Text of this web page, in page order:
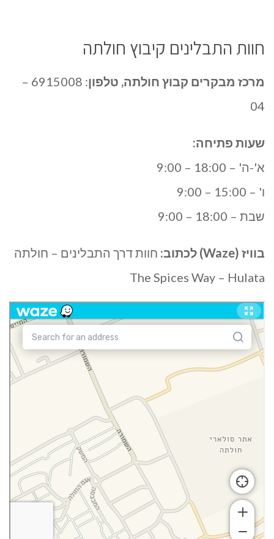
חוות התבלינים קיבוץ חולתה
מרכז מבקרים קבוץ חולתה, טלפון
: 6915008 –
04
שעות פתיחה:
א'-ה' – 18:00 – 9:00
ו' – 15:00 – 9:00
שבת – 18:00 – 9:00
בוויז (Waze) לכתוב:
חוות דרך התבלינים – חולתה
The Spices Way – Hulata